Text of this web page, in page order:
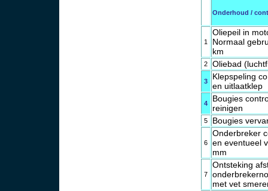
Onderhoud /
1
Oliepeil in
Normaal
km
2 Oliebad
3
Klepspeling
en uitlaatklep
4
Bougies
reinigen
5 Bougies
6
Onderbreker
en eventueel
mm
7
Ontsteking
met vet